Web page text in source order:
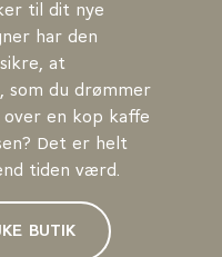
til dit nye
har den
at
som du drømmer
over en kop kaffe
Det er helt
tiden værd.
BUTIK